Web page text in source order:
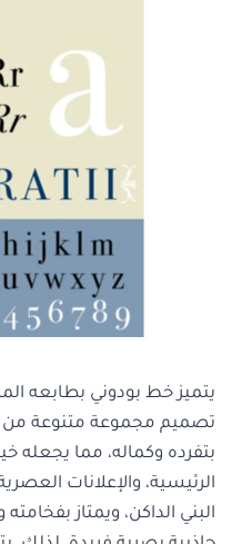
يتميز خط بودوني بطابعه
تصميم مجموعة متنوعة من
بتفرده وكماله، مما يجعله
الرئيسية، والإعلانات
البني الداكن، ويمتاز